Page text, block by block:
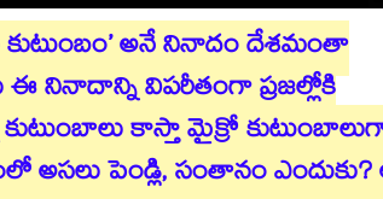
కుటుంబం’ అనే నినాదం దేశమంతా
ఈ నినాదాన్ని విపరీతంగా ప్రజల్లోకి
కుటుంబాలు కాస్తా మైక్రో
పెండ్లి, సంతానం ఎందుకు?